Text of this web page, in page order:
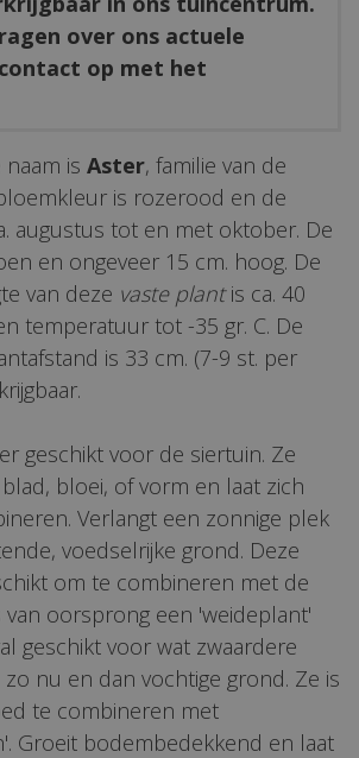
over ons actuele
op met het
is Aster, familie van de
is rozerood en de
augustus tot en met oktober. De
en ongeveer 15 cm. hoog. De
van deze vaste plantis ca. 40
temperatuur tot -35 gr. C. De
is 33 cm. (7-9 st. per
geschikt voor de siertuin. Ze
bloei, of vorm en laat zich
Verlangt een zonnige plek
voedselrijke grond. Deze
om te combineren met de
van oorsprong een 'weideplant'
geschikt voor wat zwaardere
nu en dan vochtige grond. Ze is
te combineren met
Groeit bodembedekkend en laat